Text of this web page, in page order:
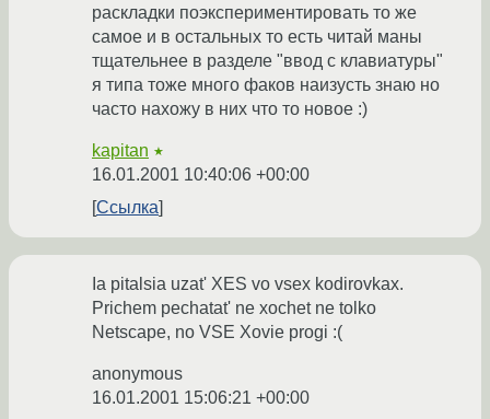
раскладки поэкспериментировать то же
самое и в остальных то есть читай маны
тщательнее в разделе "ввод с клавиатуры"
я типа тоже много факов наизусть знаю но
часто нахожу в них что то новое :)
kapitan ★
16.01.2001 10:40:06 +00:00
Ссылка
Ia pitalsia uzat' XES vo vsex kodirovkax.
Prichem pechatat' ne xochet ne tolko
Netscape, no VSE Xovie progi :(
anonymous
16.01.2001 15:06:21 +00:00